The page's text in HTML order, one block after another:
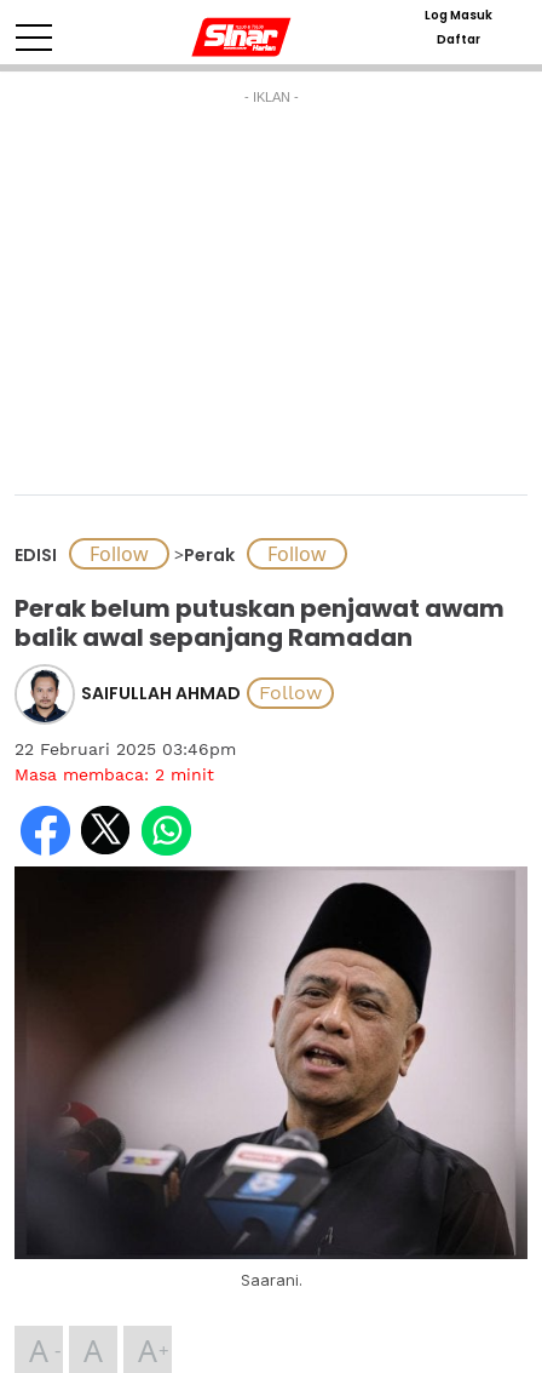
Log Masuk
Daftar
- IKLAN -
EDISI >Perak
Perak belum putuskan penjawat awam
balik awal sepanjang Ramadan
SAIFULLAH AHMAD
22 Februari 2025 03:46pm
Masa membaca: 2 minit
Saarani.
A A A